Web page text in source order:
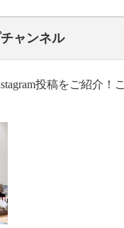
・酸素系漂白不可
不可
吊り干し
グ：石油系ドライク
ング：可
アラベル）】
る色落ち、色移り注意
ャンネル
投稿をご紹介！